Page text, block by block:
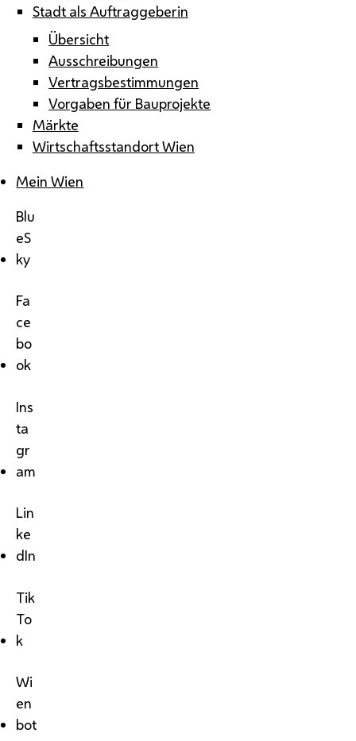
Stadt als Auftraggeberin
Übersicht
Ausschreibungen
Vertragsbestimmungen
Vorgaben für Bauprojekte
Märkte
Wirtschaftsstandort Wien
Mein Wien
Blu
eS
ky
Fa
ce
bo
ok
Ins
ta
gr
am
Lin
ke
dIn
Tik
To
k
Wi
en
bot